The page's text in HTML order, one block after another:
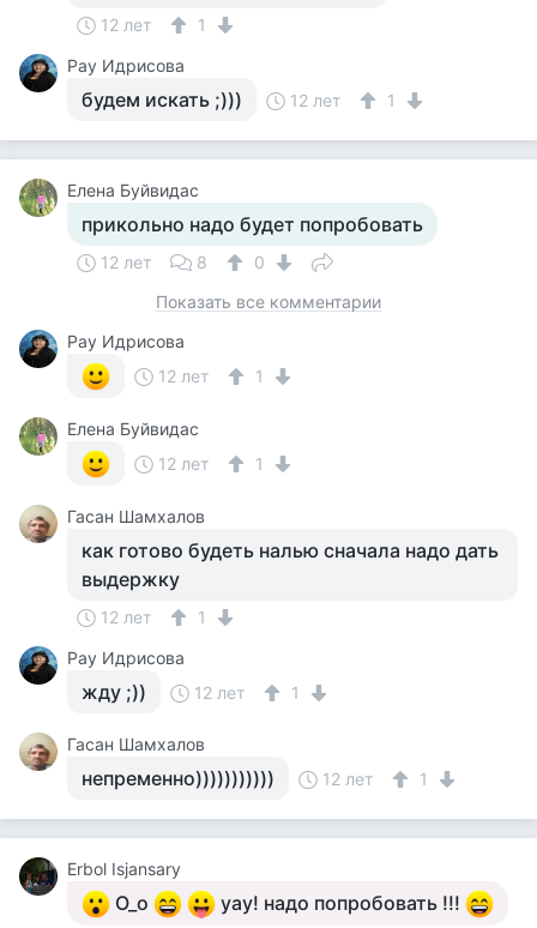
12 лет
1
Рау Идрисова
будем искать ;))) 12 лет 1
Елена Буйвидас
прикольно надо будет попробовать
12 лет 8
0
Показать все комментарии
Рау Идрисова
12 лет
1
Елена Буйвидас
12 лет
1
Гасан Шамхалов
как готово будеть налью сначала надо дать
выдержку
12 лет
1
Рау Идрисова
жду ;)) 12 лет 1
Гасан Шамхалов
непременно))))))))))) 12 лет 1
Еrbol Isjansary
O_o уау! надо попробовать !!!